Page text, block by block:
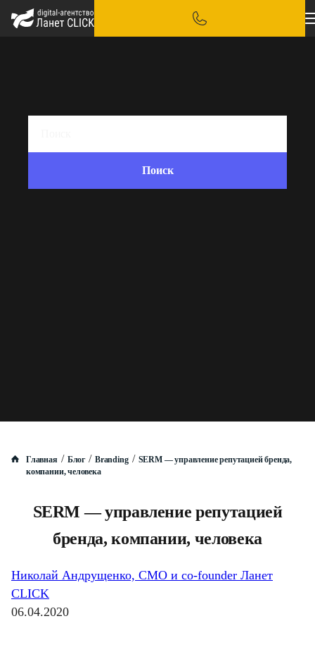
Главная / Блог / Branding / SERM — управление репутацией бренда,
компании, человека
SERM — управление репутацией
бренда, компании, человека
Николай Андрущенко, CMO и co-founder Ланет
CLICK
06.04.2020